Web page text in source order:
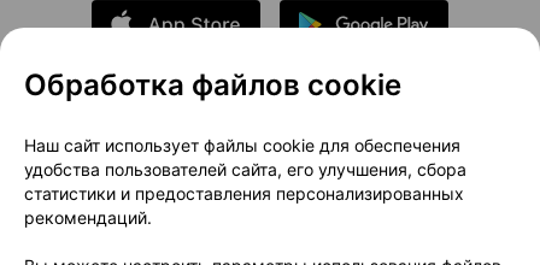
О проекте
Новости проекта
Размещение рекламы
Медицинский маркетинг
Публичный договор
Доставка
Обработка файлов cookie
Наш сайт использует файлы cookie для обеспечения
удобства пользователей сайта, его улучшения, сбора
статистики и предоставления персонализированных
рекомендаций.